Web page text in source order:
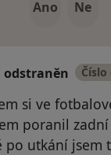
Ano Ne
odstraněn
si ve
poranil
po utkání jsem